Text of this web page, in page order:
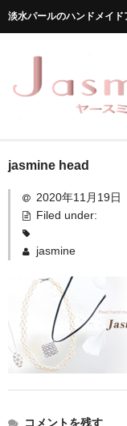
淡水パールのハンドメイ
ホーム
商品一覧
★お勧め商品
メディア掲載
ブログ
お問い合わせ
jasmine head
2020年11月19日
Filed under:
jasmine
コメントを残す